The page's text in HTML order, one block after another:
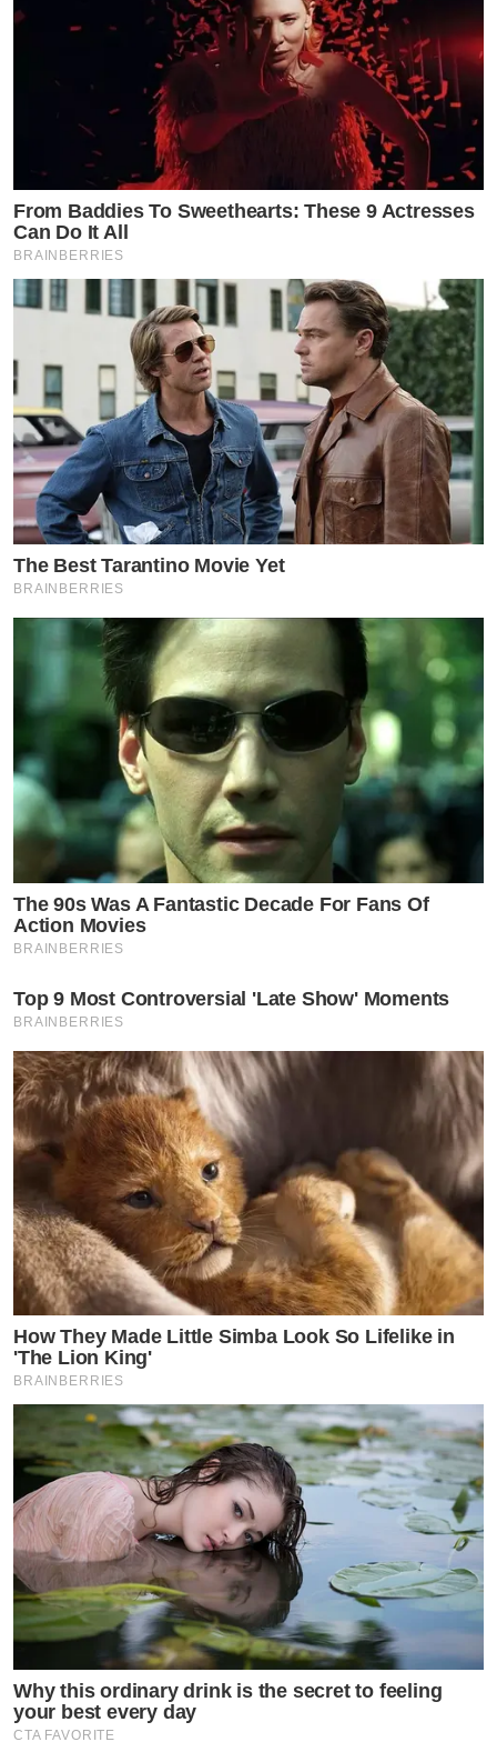
(หัวเราะ) และที่สำคัญตอนจบขึ้นเป็นชื่อจริง โยเกิร์ต – ณัฐฐ
ชาช์ บุญประชม ขนลุกตื่นเต้นทั้งๆที่ในภาพเห็นวินาทีเดียว
รู้สึกยังไงได้เล่น The White Lotus ?
โยเกิร์ต : มันเป็นความภูมิใจที่ตอกย้ำว่าเราเคยรู้สึกแบบนี้
เมื่อนานมาแล้ว เพราะว่าเราทำอะไรสำเร็จด้วยตัวเองมัน
เป็นยังไง ความรู้สึกนั้นมันหอมหวานแบบไหน ความรู้สึกนั้น
มันอิ่มเอมแบบไหน แต่แค่ช่วงระยะเวลาหนึ่งเราอาจจะมี
ความสุขแบบอื่นมา จนทำให้เรามีความรู้สึกสิ่งๆนี้กับตัวเอง
มันอาจจะลดทอนหรือมีบางอย่างมาแบ่งปันแต่ ณ ตอนนี้
ความสำเร็จที่เราทำด้วยตัวเองมันชัดเจนมาก
ข่าวอื่น ๆ ที่น่าสนใจ
เจสซี่ กิระนา เผย MUT ปีนี้ถ้าเปลี่ยนกฎ ไม่ติดเลย
ถ้าต้องปักตระกร้าขายของ
เรียกร้องรัฐเจรจาเมียนมา แก้ปัญหาสารหนูใน
แม่น้ำกก ก่อนคนเสี่ยงไข้ดำ-มะเร็ง กันทั้งลุ่มน้ำ
by TVPOOL ONLINE
From Baddies To Sweethearts: These 9 Actresses
Can Do It All
BRAINBERRIES
The Best Tarantino Movie Yet
BRAINBERRIES
The 90s Was A Fantastic Decade For Fans Of
Action Movies
BRAINBERRIES
Top 9 Most Controversial 'Late Show' Moments
BRAINBERRIES
How They Made Little Simba Look So Lifelike in
'The Lion King'
BRAINBERRIES
Why this ordinary drink is the secret to feeling
your best every day
CTA FAVORITE